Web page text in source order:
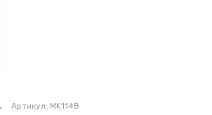
Артикул: MK114B